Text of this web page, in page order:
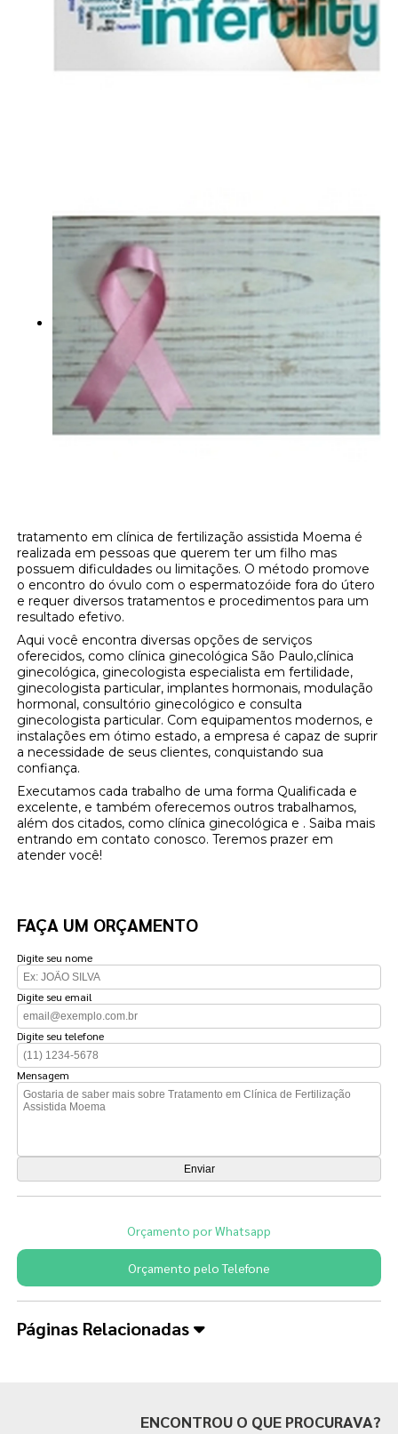
tratamento em clínica de fertilização assistida Moema é
realizada em pessoas que querem ter um filho mas
possuem dificuldades ou limitações. O método promove
o encontro do óvulo com o espermatozóide fora do útero
e requer diversos tratamentos e procedimentos para um
resultado efetivo.
Aqui você encontra diversas opções de serviços
oferecidos, como clínica ginecológica São Paulo,clínica
ginecológica, ginecologista especialista em fertilidade,
ginecologista particular, implantes hormonais, modulação
hormonal, consultório ginecológico e consulta
ginecologista particular. Com equipamentos modernos, e
instalações em ótimo estado, a empresa é capaz de suprir
a necessidade de seus clientes, conquistando sua
confiança.
Executamos cada trabalho de uma forma Qualificada e
excelente, e também oferecemos outros trabalhamos,
além dos citados, como clínica ginecológica e . Saiba mais
entrando em contato conosco. Teremos prazer em
atender você!
FAÇA UM ORÇAMENTO
Digite seu nome
Digite seu email
Digite seu telefone
Mensagem
Orçamento por Whatsapp
Orçamento pelo Telefone
Páginas Relacionadas
ENCONTROU O QUE PROCURAVA?